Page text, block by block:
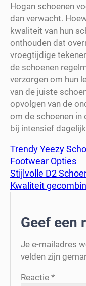
Hogan schoenen
dan verwacht.
kwaliteit van hun
onthouden dat
vroegtijdige
de schoenen
verzorgen om hun
van de juiste
opvolgen van de
om de schoenen in
bij intensief
Trendy Yeezy
Footwear Opties
Stijlvolle D2
Kwaliteit
Geef een
Je e-mailadres
velden zijn
Reactie *